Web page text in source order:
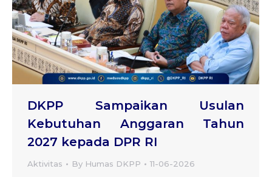
DKPP Sampaikan Usulan
Kebutuhan Anggaran Tahun
2027 kepada DPR RI
Aktivitas By Humas DKPP 11-06-2026